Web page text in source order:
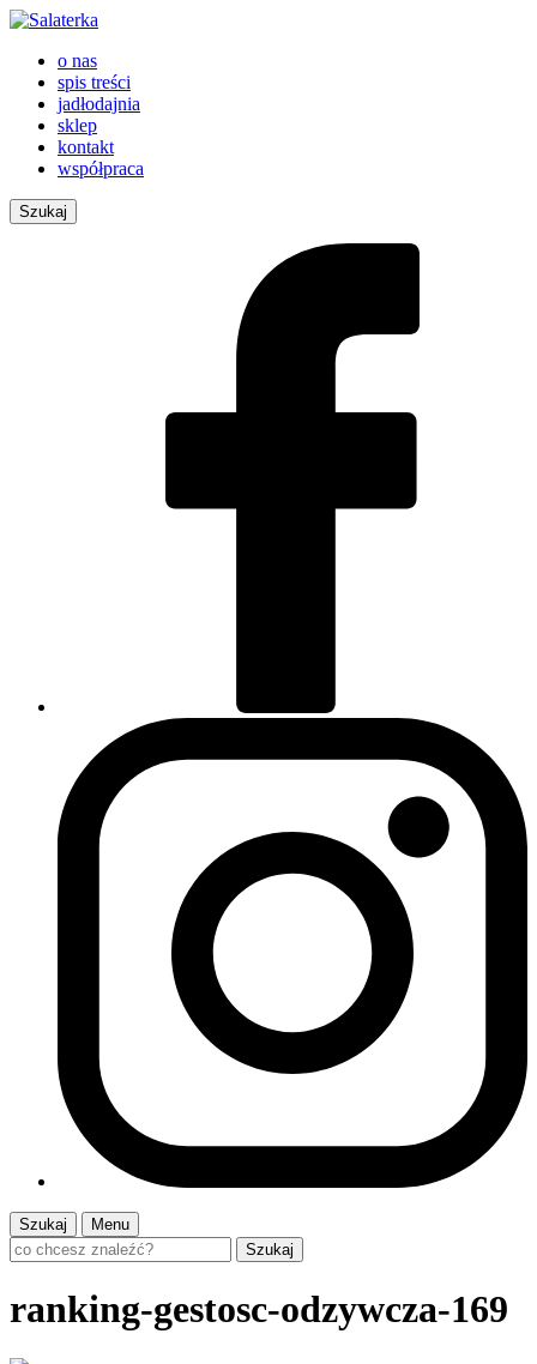
o nas
spis treści
jadłodajnia
sklep
kontakt
współpraca
Szukaj
Szukaj
Menu
Szukaj
ranking-gestosc-odzywcza-169